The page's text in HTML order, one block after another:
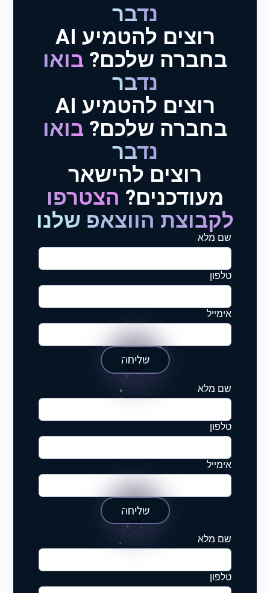
נדבר
רוצים להטמיע AI
בחברה שלכם? בואו
נדבר
רוצים להטמיע AI
בחברה שלכם? בואו
נדבר
רוצים להישאר
מעודכנים? הצטרפו
לקבוצת הווצאפ שלנו
שם מלא
טלפון
אימייל
שליחה
שם מלא
טלפון
אימייל
שליחה
שם מלא
טלפון